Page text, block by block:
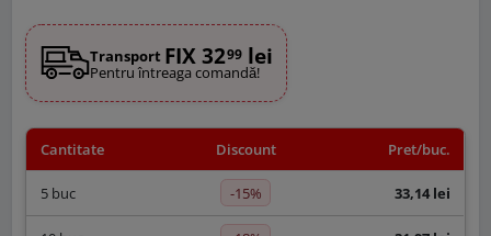
Transport FIX 3299 lei
Pentru întreaga comandă!
Cantitate Discount Pret/buc.
5 buc -15% 33,14 lei